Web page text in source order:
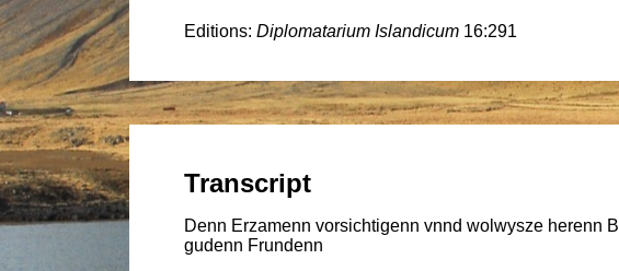
Diplomatarium Islandicum 16:291
Denn Erzamenn vorsichtigenn vnnd wolwysze herenn
gudenn Frundenn